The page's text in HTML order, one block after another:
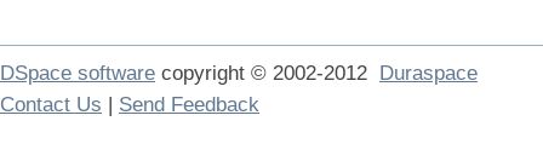
DSpace software copyright © 2002-2012 Duraspace
Contact Us | Send Feedback